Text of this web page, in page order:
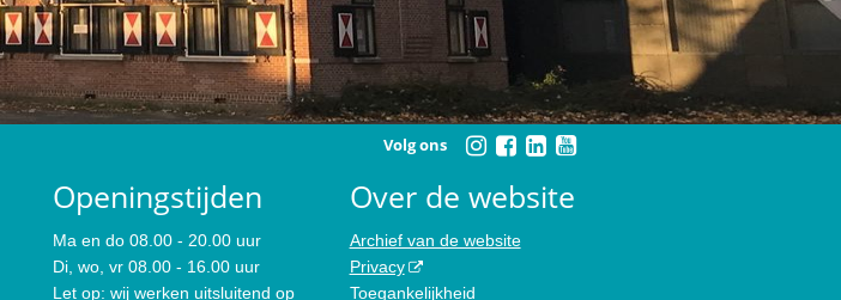
Volg ons
Openingstijden
Ma en do 08.00 - 20.00 uur
Di, wo, vr 08.00 - 16.00 uur
Let op: wij werken uitsluitend op
Over de website
Archief van de website
Privacy
Toegankelijkheid